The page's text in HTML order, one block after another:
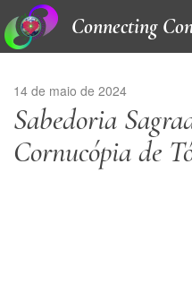
Connecting
14 de maio de 2024
Sabedoria
Cornucópia de